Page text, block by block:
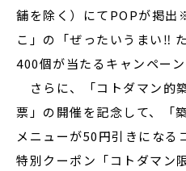
舗を除く）にてPOPが掲
こ」の「ぜったいうまい‼
400個が当たるキャンペーン
さらに、「コトダマン的
票」の開催を記念して、「
メニューが50円引きになる
特別クーポン「コトダマン